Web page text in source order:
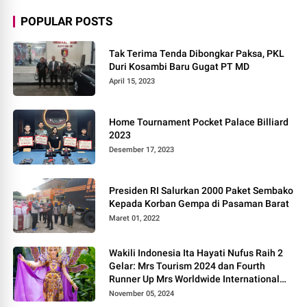
POPULAR POSTS
Tak Terima Tenda Dibongkar Paksa, PKL
Duri Kosambi Baru Gugat PT MD
April 15, 2023
Home Tournament Pocket Palace Billiard
2023
Desember 17, 2023
Presiden RI Salurkan 2000 Paket Sembako
Kepada Korban Gempa di Pasaman Barat
Maret 01, 2022
Wakili Indonesia Ita Hayati Nufus Raih 2
Gelar: Mrs Tourism 2024 dan Fourth
Runner Up Mrs Worldwide International
2024, di Pemilihan Mrs Worldwide 2024
November 05, 2024